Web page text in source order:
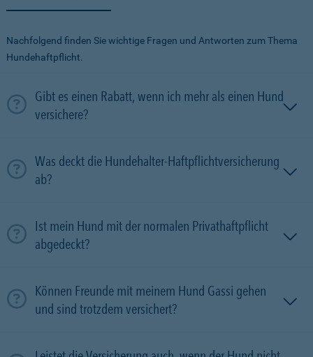
Nachfolgend finden Sie wichtige Fragen und Antworten zum Thema
Hundehaftpflicht.
Gibt es einen Rabatt, wenn ich mehr als einen Hund
versichere?
Was deckt die Hundehalter-Haftpflichtversicherung
ab?
Ist mein Hund mit der normalen Privathaftpflicht
abgedeckt?
Können Freunde mit meinem Hund Gassi gehen
und sind trotzdem versichert?